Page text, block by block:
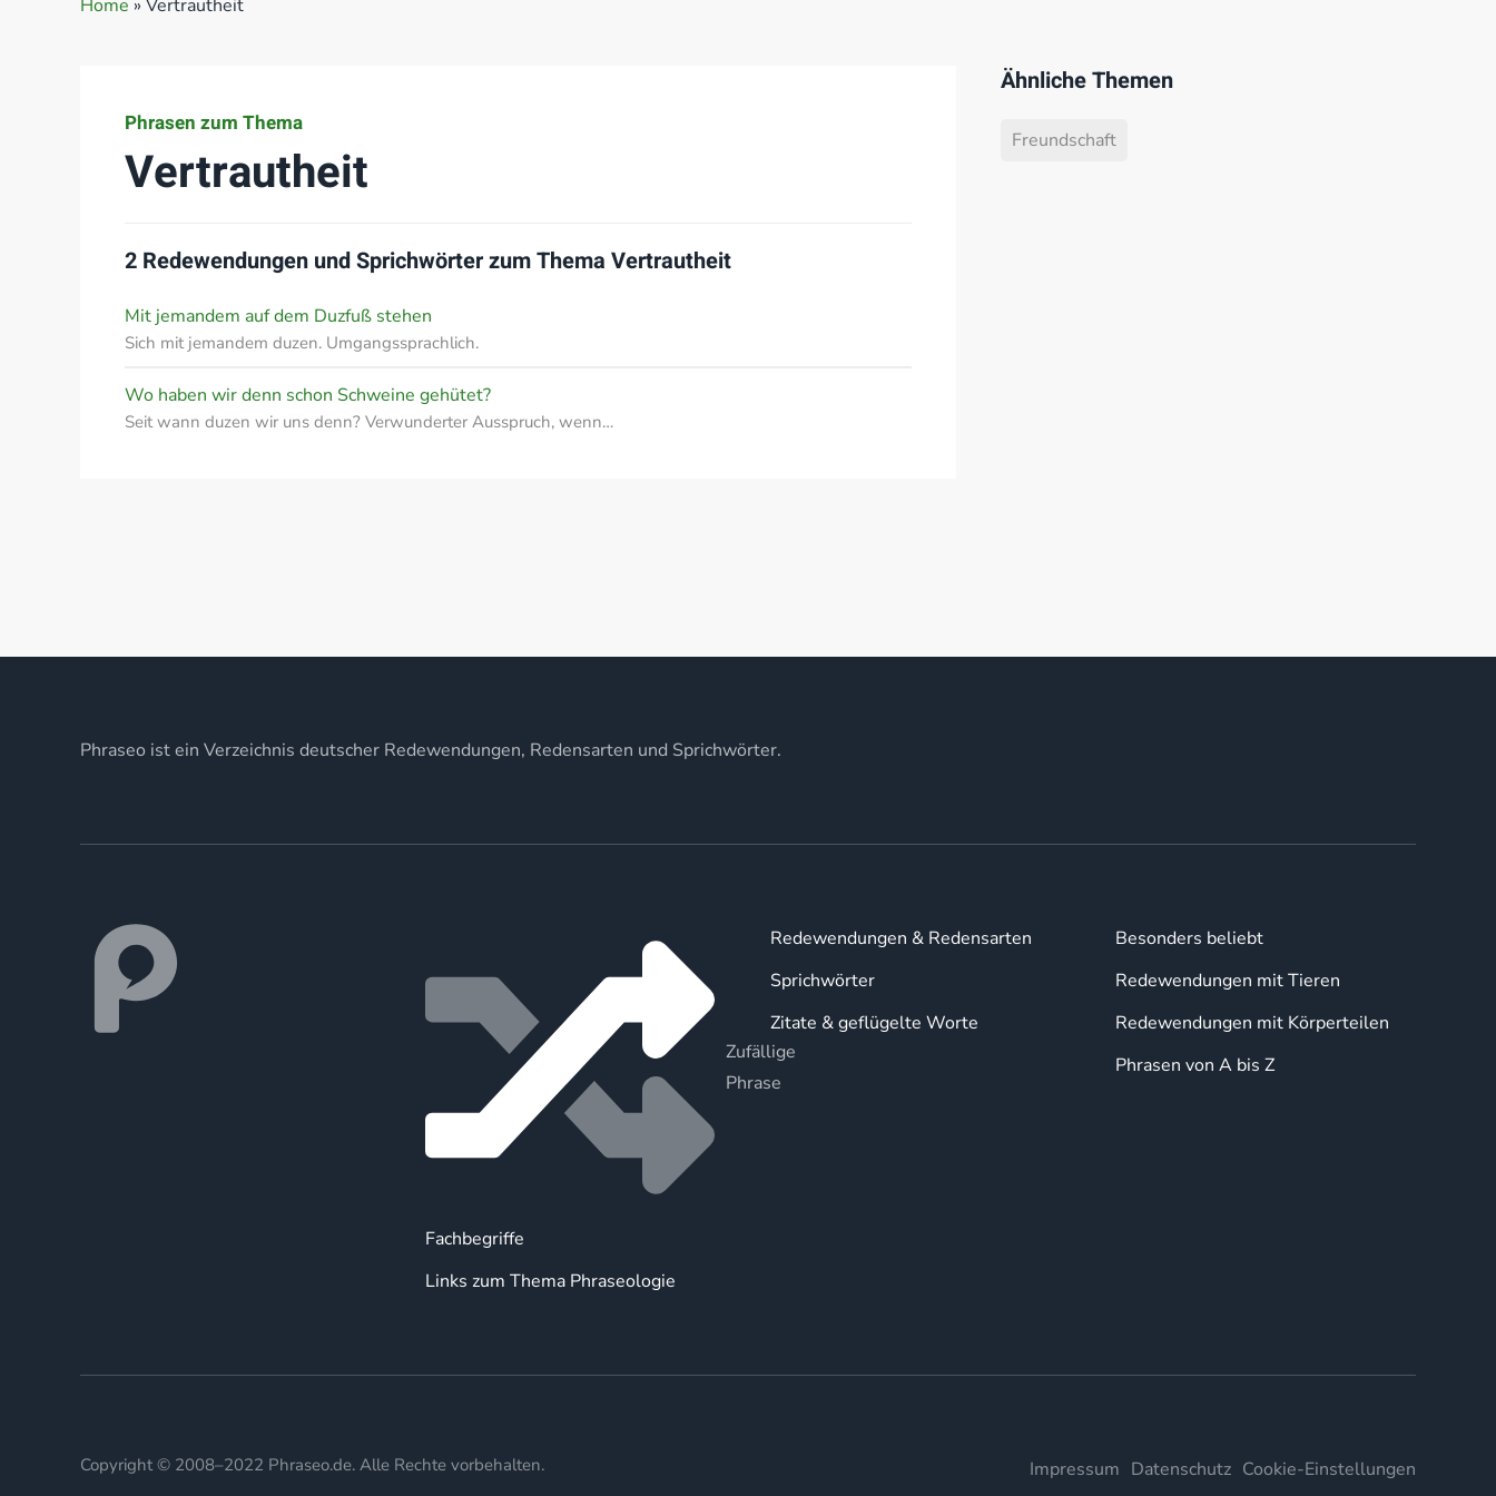
Home » Vertrautheit
Phrasen zum Thema
Vertrautheit
2 Redewendungen und Sprichwörter zum Thema Vertrautheit
Mit jemandem auf dem Duzfuß stehen
Sich mit jemandem duzen. Umgangssprachlich.
Wo haben wir denn schon Schweine gehütet?
Seit wann duzen wir uns denn? Verwunderter Ausspruch, wenn…
Ähnliche Themen
Freundschaft
Phraseo ist ein Verzeichnis deutscher Redewendungen, Redensarten und Sprichwörter.
Zufällige
Phrase
Fachbegriffe
Links zum Thema Phraseologie
Redewendungen & Redensarten
Sprichwörter
Zitate & geflügelte Worte
Besonders beliebt
Redewendungen mit Tieren
Redewendungen mit Körperteilen
Phrasen von A bis Z
Copyright © 2008–2022 Phraseo.de. Alle Rechte vorbehalten. Impressum Datenschutz Cookie-Einstellungen